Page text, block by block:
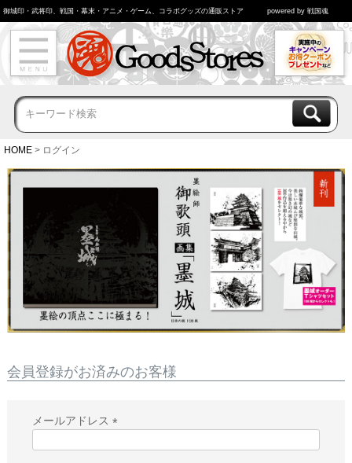
御城印・武将印、戦国・幕末・アニメ・ゲーム、コラボグッズの通販ストア powered by 戦国魂
HOME ログイン
会員登録がお済みのお客様
メールアドレス